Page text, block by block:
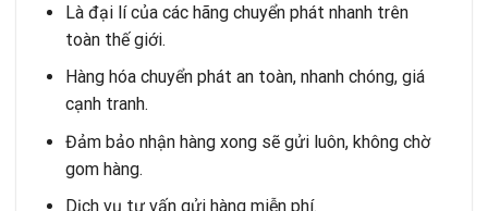
Là đại lí của các hãng chuyển phát nhanh trên
toàn thế giới.
Hàng hóa chuyển phát an toàn, nhanh chóng, giá
cạnh tranh.
Đảm bảo nhận hàng xong sẽ gửi luôn, không chờ
gom hàng.
Dịch vụ tư vấn gửi hàng miễn phí.